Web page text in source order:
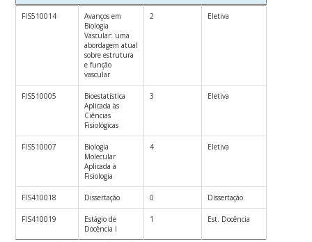
DISCIPLINA
DISCIPLINA
DISCIPLINA NO
FIS510014
Avanços em
Biologia
Vascular: uma
abordagem atual
sobre estrutura
e função
vascular
2 Eletiva
FIS510005
Bioestatística
Aplicada às
Ciências
Fisiológicas
3 Eletiva
FIS510007
Biologia
Molecular
Aplicada à
Fisiologia
4 Eletiva
FIS410018 Dissertação 0 Dissertação
FIS410019
Estágio de
Docência I
1 Est. Docência